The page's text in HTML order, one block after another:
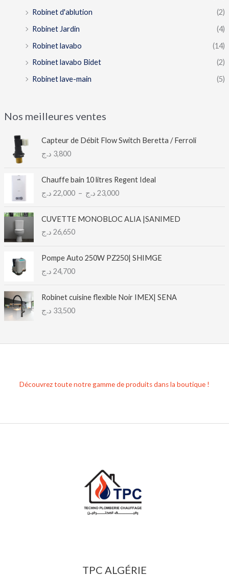
Robinet d'ablution
(2)
Robinet Jardin
(4)
Robinet lavabo
(14)
Robinet lavabo Bidet
(2)
Robinet lave-main
(5)
Nos meilleures ventes
Capteur de Débit Flow Switch Beretta / Ferroli
3,800 د.ج
Chauffe bain 10 litres Regent Ideal
22,000 د.ج – 23,000 د.ج
l
a
e
r
0
د
à
0
د
CUVETTE MONOBLOC ALIA |SANIMED
26,650 د.ج
Pompe Auto 250W PZ250| SHIMGE
24,700 د.ج
Robinet cuisine flexible Noir IMEX| SENA
33,500 د.ج
Découvrez toute notre gamme de produits dans la boutique !
TPC ALGÉRIE